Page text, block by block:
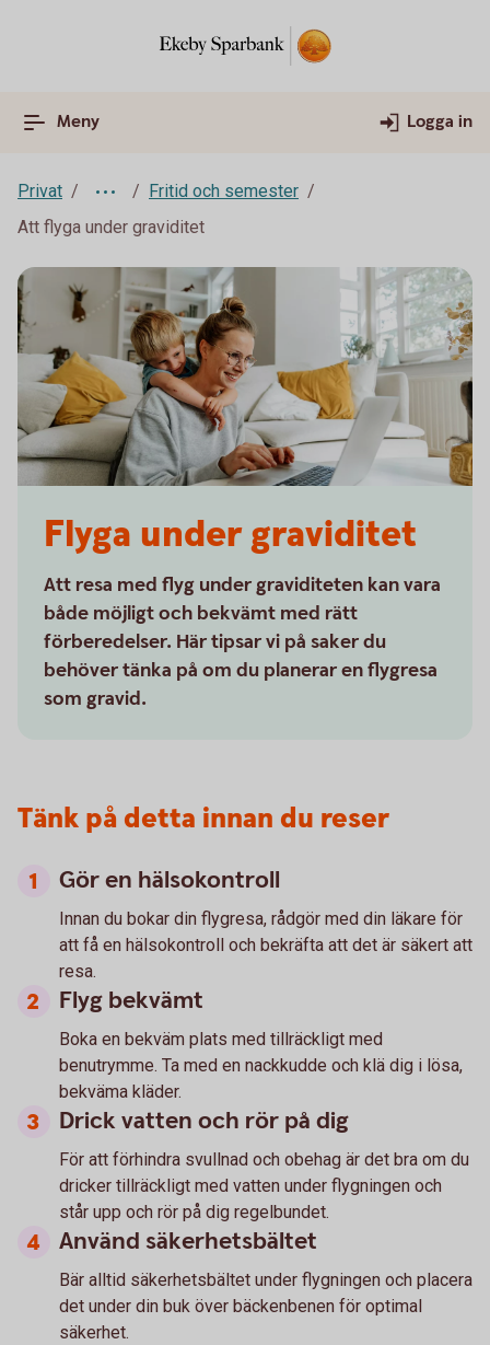
Meny Logga in
Privat
Fritid och semester
Att flyga under graviditet
Flyga under graviditet
Att resa med flyg under graviditeten kan vara
både möjligt och bekvämt med rätt
förberedelser. Här tipsar vi på saker du
behöver tänka på om du planerar en flygresa
som gravid.
Tänk på detta innan du reser
Gör en hälsokontroll
Innan du bokar din flygresa, rådgör med din läkare för
att få en hälsokontroll och bekräfta att det är säkert att
resa.
Flyg bekvämt
Boka en bekväm plats med tillräckligt med
benutrymme. Ta med en nackkudde och klä dig i lösa,
bekväma kläder.
Drick vatten och rör på dig
För att förhindra svullnad och obehag är det bra om du
dricker tillräckligt med vatten under flygningen och
står upp och rör på dig regelbundet.
Använd säkerhetsbältet
Bär alltid säkerhetsbältet under flygningen och placera
det under din buk över bäckenbenen för optimal
säkerhet.